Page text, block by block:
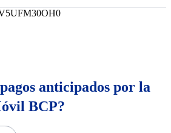
anticipados por la
BCP?